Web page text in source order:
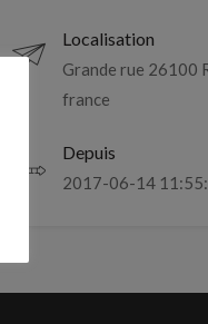
Localisation
Grande rue 26100
france
Depuis
2017-06-14